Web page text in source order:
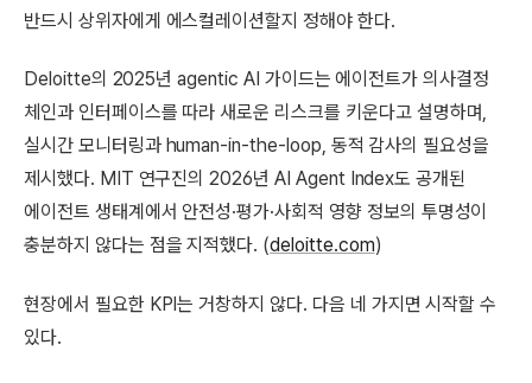
반드시 상위자에게 에스컬레이션할지 정해야 한다.
Deloitte의 2025년 agentic AI 가이드는 에이전트가 의사결정
체인과 인터페이스를 따라 새로운 리스크를 키운다고 설명하며,
실시간 모니터링과 human-in-the-loop, 동적 감사의 필요성을
제시했다. MIT 연구진의 2026년 AI Agent Index도 공개된
에이전트 생태계에서 안전성·평가·사회적 영향 정보의 투명성이
충분하지 않다는 점을 지적했다. (deloitte.com)
현장에서 필요한 KPI는 거창하지 않다. 다음 네 가지면 시작할 수
있다.